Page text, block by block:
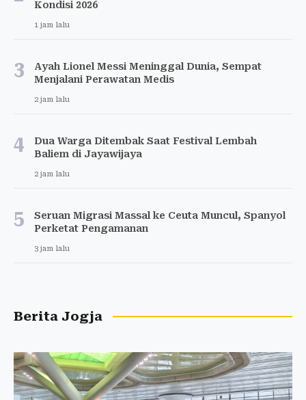
Kondisi 2026
1 jam lalu
3
Ayah Lionel Messi Meninggal Dunia, Sempat
Menjalani Perawatan Medis
2 jam lalu
4
Dua Warga Ditembak Saat Festival Lembah
Baliem di Jayawijaya
2 jam lalu
5
Seruan Migrasi Massal ke Ceuta Muncul, Spanyol
Perketat Pengamanan
3 jam lalu
Berita Jogja